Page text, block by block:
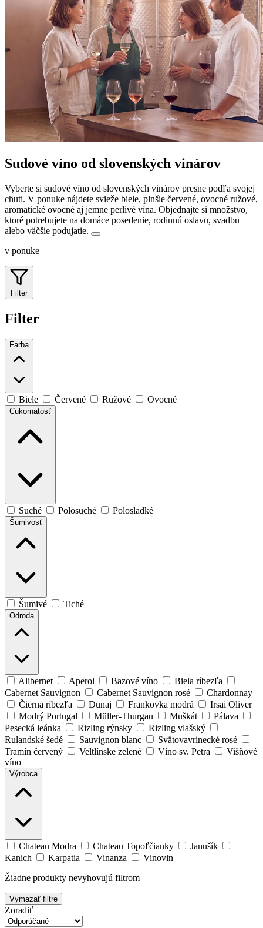
Sudové víno od slovenských vinárov
Vyberte si sudové víno od slovenských vinárov presne podľa svojej
chuti. V ponuke nájdete svieže biele, plnšie červené, ovocné ružové,
aromatické ovocné aj jemne perlivé vína. Objednajte si množstvo,
ktoré potrebujete na domáce posedenie, rodinnú oslavu, svadbu
alebo väčšie podujatie.
v ponuke
Filter
Filter
Farba
Biele Červené Ružové Ovocné
Cukornatosť
Suché Polosuché Polosladké
Šumivosť
Šumivé Tiché
Odroda
Alibernet Aperol Bazové víno
Biela ríbezľa
Cabernet Sauvignon
Cabernet Sauvignon rosé
Chardonnay
Čierna ríbezľa
Dunaj Frankovka modrá
Irsai Oliver
Modrý Portugal
Müller-Thurgau Muškát
Pálava
Pesecká leánka
Rizling rýnsky
Rizling vlašský
Rulandské šedé
Sauvignon blanc
Svätovavrinecké rosé
Tramín červený
Veltlínske zelené Víno sv. Petra
Višňové
víno
Výrobca
Chateau Modra Chateau Topoľčianky
Janušík
Kanich
Karpatia Vinanza
Vinovin
Žiadne produkty nevyhovujú filtrom
Vymazať filtre
Zoradiť